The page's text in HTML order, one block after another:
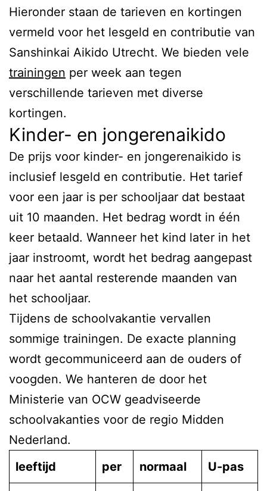
Hieronder staan de tarieven en kortingen
vermeld voor het lesgeld en contributie van
Sanshinkai Aikido Utrecht. We bieden vele
trainingen per week aan tegen
verschillende tarieven met diverse
kortingen.
Kinder- en jongerenaikido
De prijs voor kinder- en jongerenaikido is
inclusief lesgeld en contributie. Het tarief
voor een jaar is per schooljaar dat bestaat
uit 10 maanden. Het bedrag wordt in één
keer betaald. Wanneer het kind later in het
jaar instroomt, wordt het bedrag aangepast
naar het aantal resterende maanden van
het schooljaar.
Tijdens de schoolvakantie vervallen
sommige trainingen. De exacte planning
wordt gecommuniceerd aan de ouders of
voogden. We hanteren de door het
Ministerie van OCW geadviseerde
schoolvakanties voor de regio Midden
Nederland.
leeftijd
per normaal U-pas